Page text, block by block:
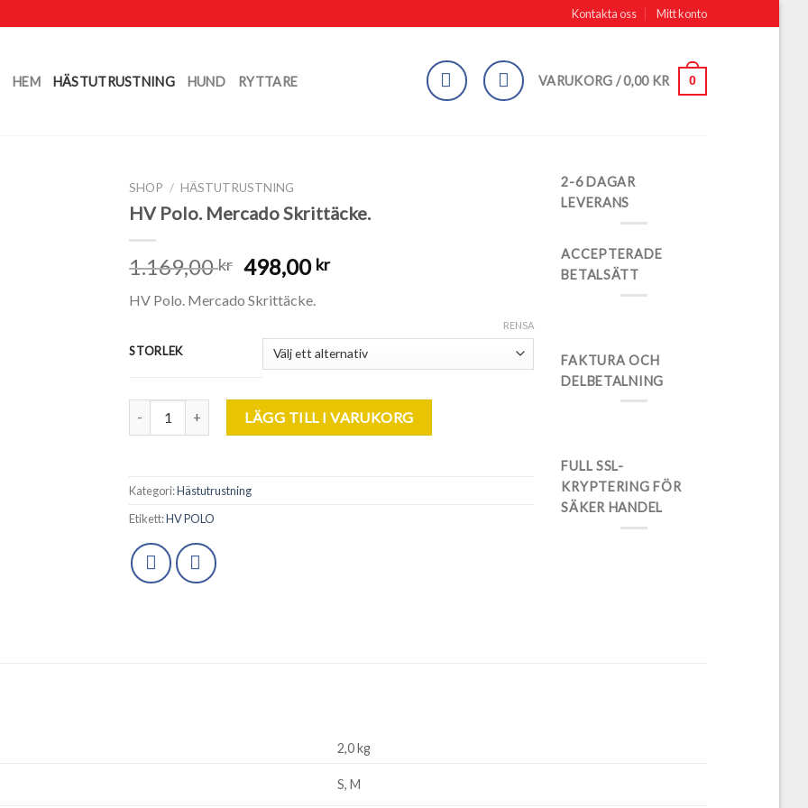
Kontakta oss Mitt konto
HEM HÄSTUTRUSTNING HUND RYTTARE VARUKORG /0,00 KR 0
SHOP / HÄSTUTRUSTNING
HV Polo. Mercado Skrittäcke.
1.169,00kr 498,00 kr
HV Polo. Mercado Skrittäcke.
STORLEK
RENSA
HV Polo. Mercado Skrittäcke. mängd
LÄGG TILL I VARUKORG
Kategori:Hästutrustning
Etikett:HV POLO
2-6 DAGAR
LEVERANS
ACCEPTERADE
BETALSÄTT
FAKTURA OCH
DELBETALNING
FULL SSL-
KRYPTERING FÖR
SÄKER HANDEL
2,0 kg
S, M